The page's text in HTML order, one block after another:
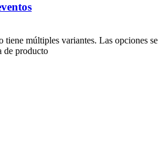
tiene múltiples variantes. Las opciones se
de producto